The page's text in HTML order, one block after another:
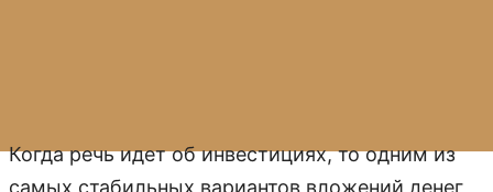
Когда речь идет об инвестициях, то одним из
самых стабильных вариантов вложений денег